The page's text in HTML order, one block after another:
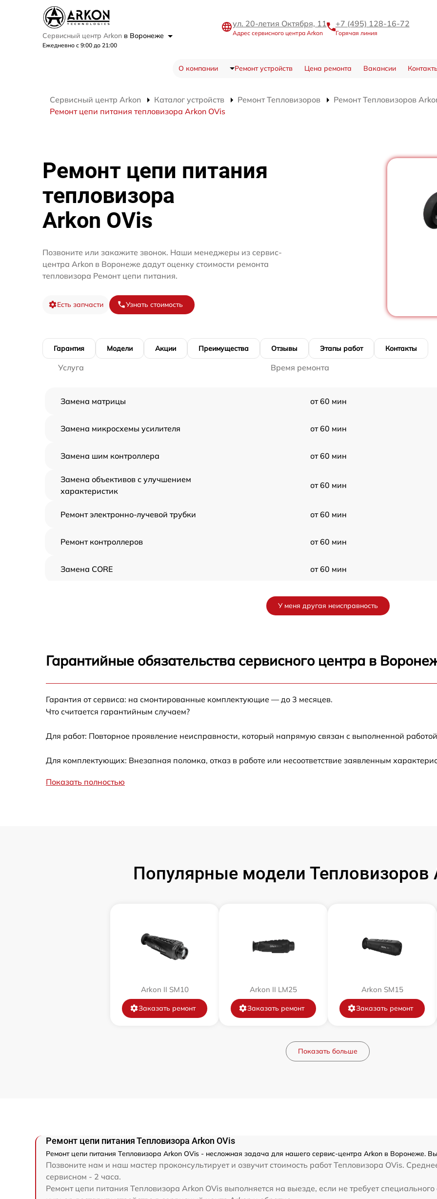
Сервисный центр Arkon в Воронеже
Ежедневно с 9:00 до 21:00
ул. 20-летия Октября, 11
Адрес сервисного центра Arkon
+7 (495) 128-16-72
Горячая линия
О компании Ремонт устройств Цена ремонта Вакансии
Сервисный центр Arkon Каталог устройств Ремонт Тепловизоров
Ремонт Тепловизоров
Ремонт цепи питания тепловизора Arkon OVis
Ремонт цепи питания
тепловизора
Arkon OVis
Позвоните или закажите звонок. Наши менеджеры из сервис-
центра Arkon в Воронеже дадут оценку стоимости ремонта
тепловизора Ремонт цепи питания.
Есть запчасти Узнать стоимость
Гарантия Модели Акции Преимущества Отзывы Этапы работ Контакты
Услуга Время ремонта
Замена матрицы от 60 мин
Замена микросхемы усилителя от 60 мин
Замена шим контроллера от 60 мин
Замена объективов с улучшением
характеристик
от 60 мин
Ремонт электронно-лучевой трубки от 60 мин
Ремонт контроллеров от 60 мин
Замена CORE от 60 мин
от 60 мин
Ремонт встроенного дальнометра и
других устройств
Замена микросхемы логики от 60 мин
Замена ключей управления от 60 мин
от 60 мин
Прошивка (Обновление ПО)
Восстановление после попадания влаги от 60 мин
от 60 мин
У меня другая неисправность
Гарантийные обязательства сервисного центра в
Гарантия от сервиса: на смонтированные комплектующие — до 3 месяцев.
Что считается гарантийным случаем?
Для работ: Повторное проявление неисправности, который напрямую связан с выполненной
Для комплектующих: Внезапная поломка, отказ в работе или несоответствие заявленным
Показать полностью
Популярные модели Тепловизоров
Arkon II SM10
Заказать ремонт
Arkon II LM25
Заказать ремонт
Arkon SM15
Заказать ремонт
Показать больше
Ремонт цепи питания Тепловизора Arkon OVis
Ремонт цепи питания Тепловизора Arkon OVis - несложная задача для нашего сервис-центра Arkon в Воронеже.
Позвоните нам и наш мастер проконсультирует и озвучит стоимость работ Тепловизора OVis.
сервисном - 2 часа.
Ремонт цепи питания Тепловизора Arkon OVis выполняется на выезде, если не требует